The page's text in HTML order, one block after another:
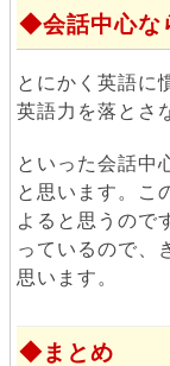
会話中心な
とにかく英語に
英語力を落とさ
といった会話中
と思います。こ
よると思うので
っているので、
思います。
まとめ